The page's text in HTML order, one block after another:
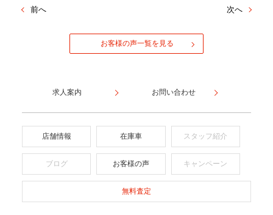
前へ 次へ
お客様の声一覧を見る
求人案内 お問い合わせ
店舗情報 在庫車 スタッフ紹介
ブログ お客様の声 キャンペーン
無料査定